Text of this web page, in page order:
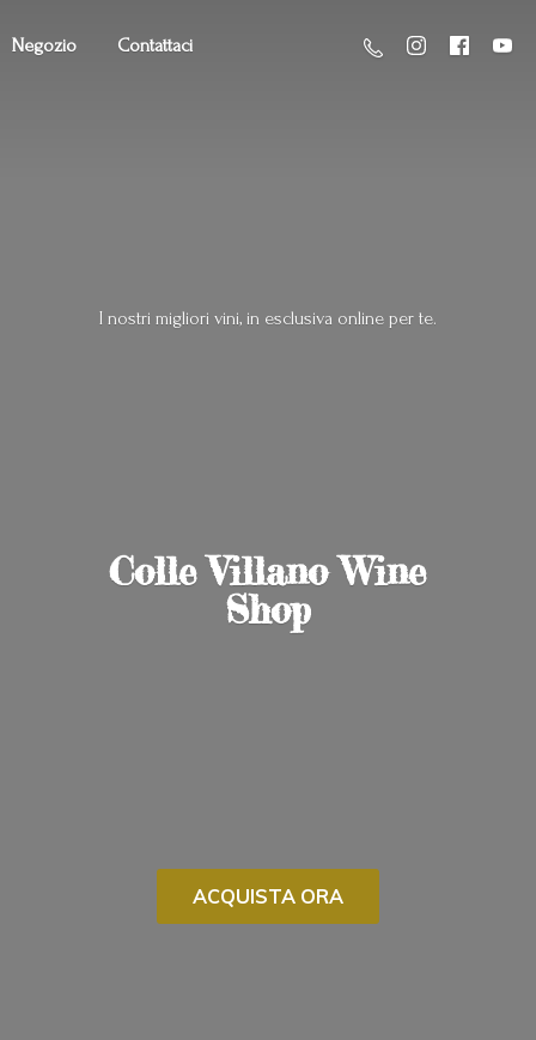
Negozio Contattaci
Colle VillanoWine
Shop
I nostri migliori vini, in esclusiva online per te.
ACQUISTA ORA